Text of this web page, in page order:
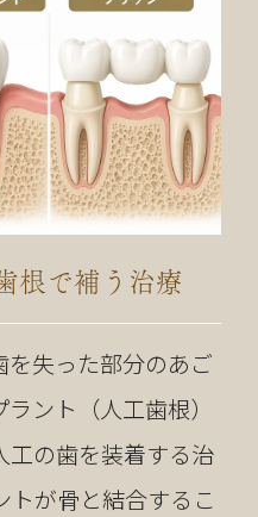
根で補う治療
失った部分のあご
ント（人工歯根）
工の歯を装着する治
トが骨と結合するこ